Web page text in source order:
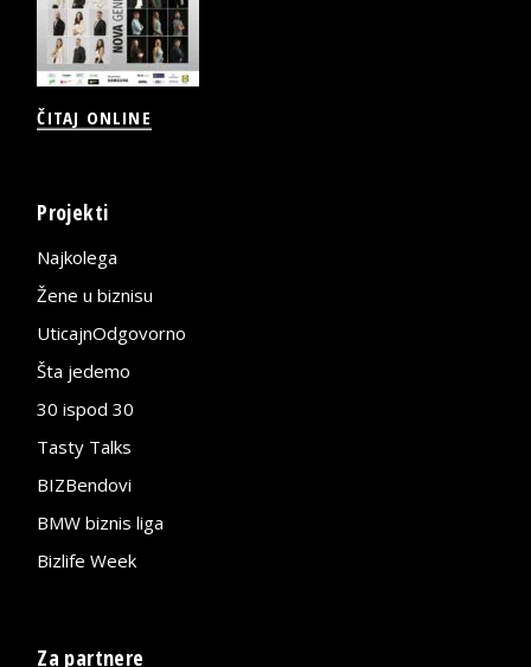
ČITAJ ONLINE
Projekti
Najkolega
Žene u biznisu
UticajnOdgovorno
Šta jedemo
30 ispod 30
Tasty Talks
BIZBendovi
BMW biznis liga
Bizlife Week
Za partnere